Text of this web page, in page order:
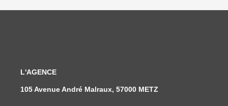
L'AGENCE
105 Avenue André Malraux, 57000 METZ